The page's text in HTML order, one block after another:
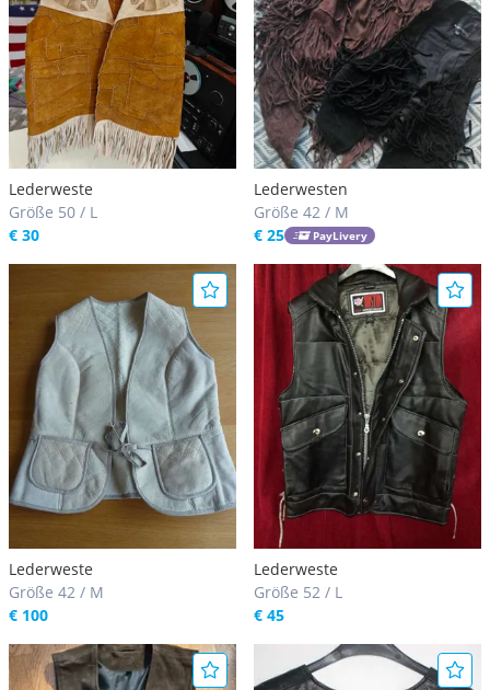
Lederweste
Größe 50 / L
€ 30
Lederwesten
Größe 42 / M
€ 25
PayLivery
Lederweste
Größe 42 / M
€ 100
Lederweste
Größe 52 / L
€ 45